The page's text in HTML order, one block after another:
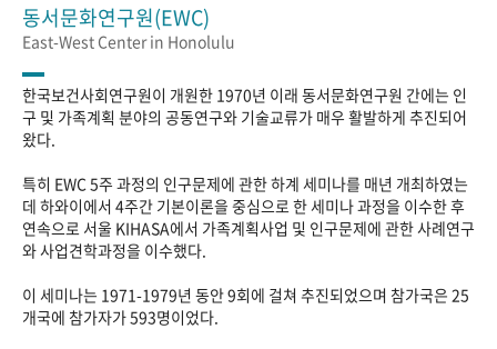
동서문화연구원(EWC)
East-West Center in Honolulu
한국보건사회연구원이 개원한 1970년 이래 동서문화연구원 간에는 인
구 및 가족계획 분야의 공동연구와 기술교류가 매우 활발하게 추진되어
왔다.
특히 EWC 5주 과정의 인구문제에 관한 하계 세미나를 매년 개최하였는
데 하와이에서 4주간 기본이론을 중심으로 한 세미나 과정을 이수한 후
연속으로 서울 KIHASA에서 가족계획사업 및 인구문제에 관한 사례연구
와 사업견학과정을 이수했다.
이 세미나는 1971-1979년 동안 9회에 걸쳐 추진되었으며 참가국은 25
개국에 참가자가 593명이었다.